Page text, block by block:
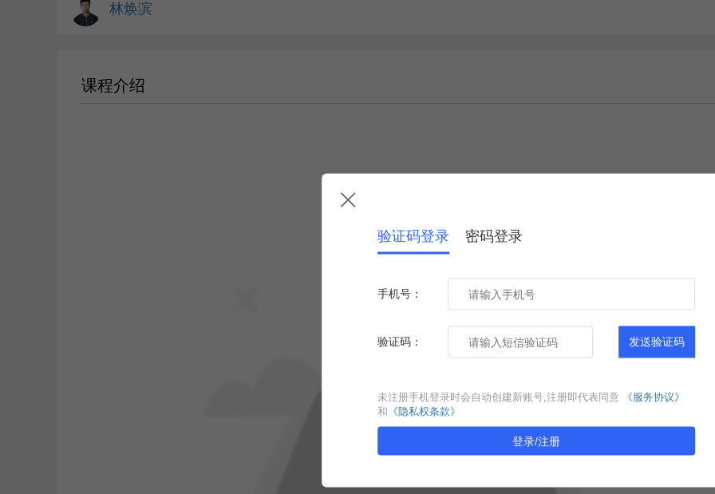
林焕滨
课程介绍
验证码登录 密码登录
手机号：
验证码： 发送验证码
未注册手机登录时会自动创建新账号,注册即代表同意 《服务协议》
和 《隐私权条款》
登录/注册